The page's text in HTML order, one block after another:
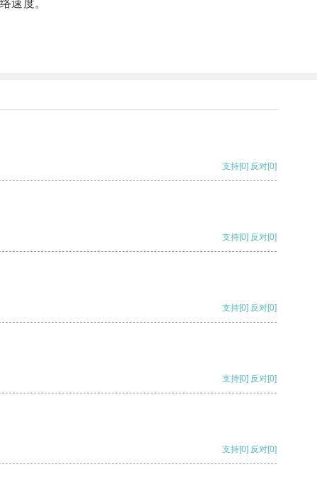
速度。
支持[0] 反对[0]
支持[0] 反对[0]
支持[0] 反对[0]
支持[0] 反对[0]
支持[0] 反对[0]